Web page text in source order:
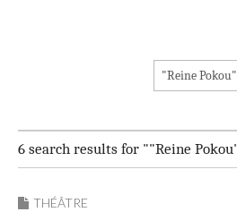
Rechercher :
6 search results for ""Reine
THÉÂTRE